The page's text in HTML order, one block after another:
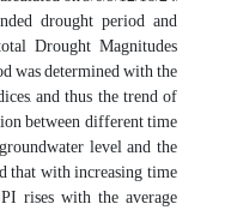
drought period and
Drought Magnitudes
was determined with the
and thus the trend of
between different time
level and the
that with increasing time
rises with the average